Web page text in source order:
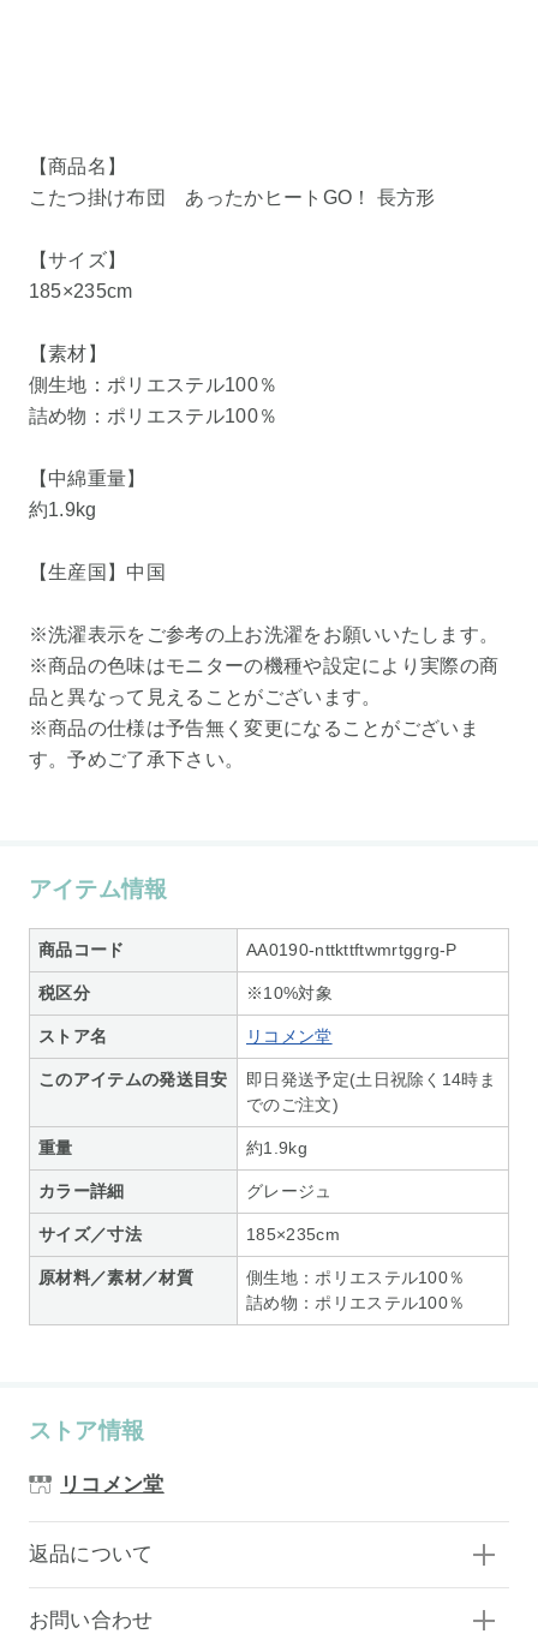
【商品名】
こたつ掛け布団 あったかヒートGO！ 長方形
【サイズ】
185×235cm
【素材】
側生地：ポリエステル100％
詰め物：ポリエステル100％
【中綿重量】
約1.9kg
【生産国】中国
※洗濯表示をご参考の上お洗濯をお願いいたします。
※商品の色味はモニターの機種や設定により実際の商
品と異なって見えることがございます。
※商品の仕様は予告無く変更になることがございま
す。予めご了承下さい。
アイテム情報
商品コード AA0190-nttkttftwmrtggrg-P
税区分 ※10%対象
ストア名 リコメン堂
このアイテムの発送目安
即日発送予定(土日祝除く14時ま
でのご注文)
重量 約1.9kg
カラー詳細 グレージュ
サイズ／寸法 185×235cm
原材料／素材／材質
側生地：ポリエステル100％
詰め物：ポリエステル100％
ストア情報
リコメン堂
返品について
お問い合わせ